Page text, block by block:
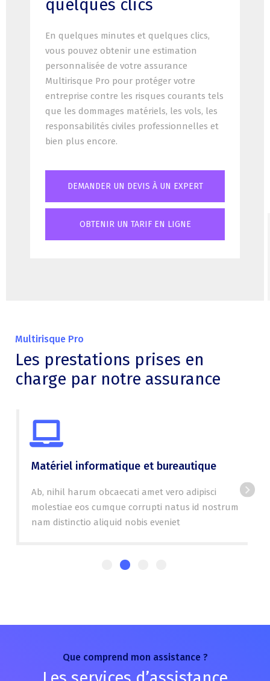
quelques clics
En quelques minutes et quelques clics,
vous pouvez obtenir une estimation
personnalisée de votre assurance
Multirisque Pro pour protéger votre
entreprise contre les risques courants tels
que les dommages matériels, les vols, les
responsabilités civiles professionnelles et
bien plus encore.
DEMANDER UN DEVIS À UN EXPERT
OBTENIR UN TARIF EN LIGNE
Multirisque Pro
Les prestations prises en
charge par notre assurance
Matériel informatique et bureautique
Ab, nihil harum obcaecati amet vero adipisci
molestiae eos cumque corrupti natus id nostrum
nam distinctio aliquid nobis eveniet
Que comprend mon assistance ?